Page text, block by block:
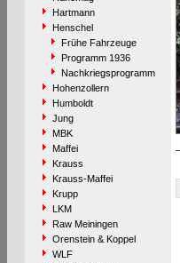
Hartmann
Henschel
Frühe Fahrzeuge
Programm 1936
Nachkriegsprogramm
Hohenzollern
Humboldt
Jung
MBK
Maffei
Krauss
Krauss-Maffei
Krupp
LKM
Raw Meiningen
Orenstein & Koppel
WLF